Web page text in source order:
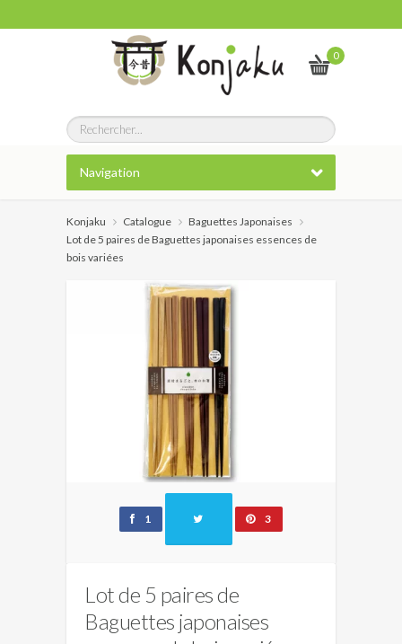
0
Navigation
Konjaku Catalogue
Baguettes Japonaises
Lot de 5 paires de Baguettes japonaises essences de
bois variées
1 3
Lot de 5 paires de
Baguettes japonaises